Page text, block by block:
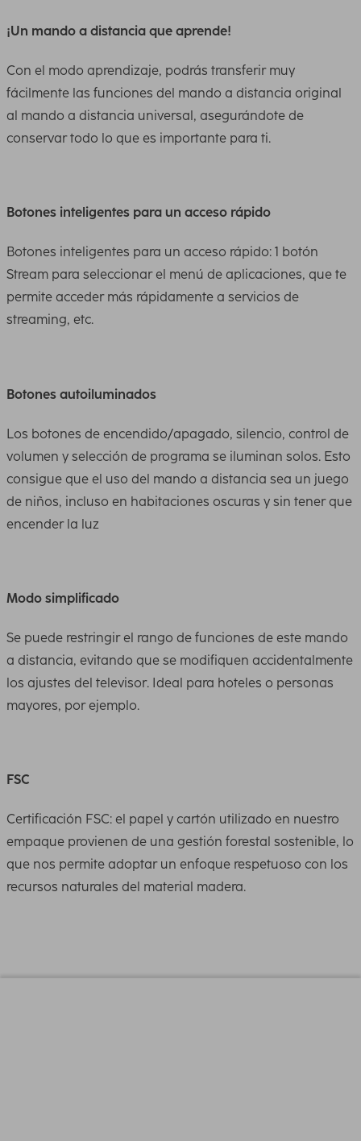
¡Un mando a distancia que aprende!
Con el modo aprendizaje, podrás transferir muy
fácilmente las funciones del mando a distancia original
al mando a distancia universal, asegurándote de
conservar todo lo que es importante para ti.
Botones inteligentes para un acceso rápido
Botones inteligentes para un acceso rápido: 1 botón
Stream para seleccionar el menú de aplicaciones, que te
permite acceder más rápidamente a servicios de
streaming, etc.
Botones autoiluminados
Los botones de encendido/apagado, silencio, control de
volumen y selección de programa se iluminan solos. Esto
consigue que el uso del mando a distancia sea un juego
de niños, incluso en habitaciones oscuras y sin tener que
encender la luz
Modo simplificado
Se puede restringir el rango de funciones de este mando
a distancia, evitando que se modifiquen accidentalmente
los ajustes del televisor. Ideal para hoteles o personas
mayores, por ejemplo.
FSC
Certificación FSC: el papel y cartón utilizado en nuestro
empaque provienen de una gestión forestal sostenible, lo
que nos permite adoptar un enfoque respetuoso con los
recursos naturales del material madera.